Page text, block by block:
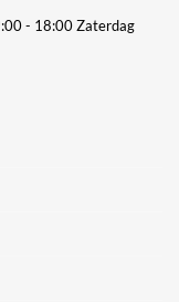
- 18:00Zaterdag